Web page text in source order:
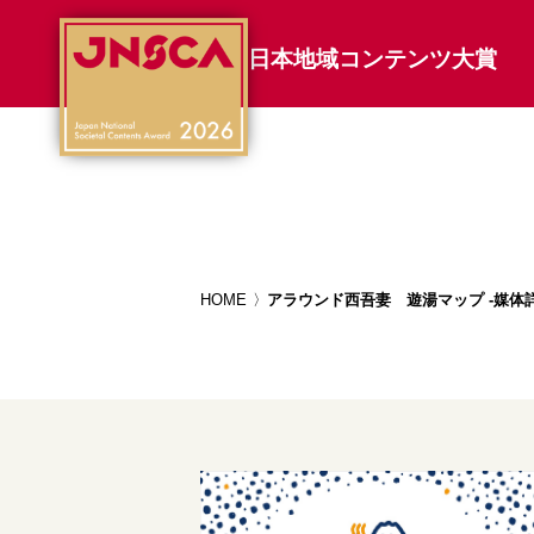
日本地域コンテンツ大賞
HOME アラウンド西吾妻 遊湯マップ -媒体